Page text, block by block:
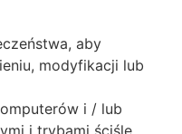
***, aby
wszystkie metody:
aby
modyfikacji lub
i / lub